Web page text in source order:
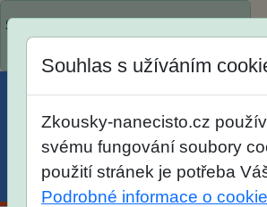
Spustili jsme přihlašování na školní
Menu Účet Košík
Souhlas s užíváním
Zkousky-nanecisto.cz
svému fungování soubory
použití stránek je potřeba
Podrobné informace o